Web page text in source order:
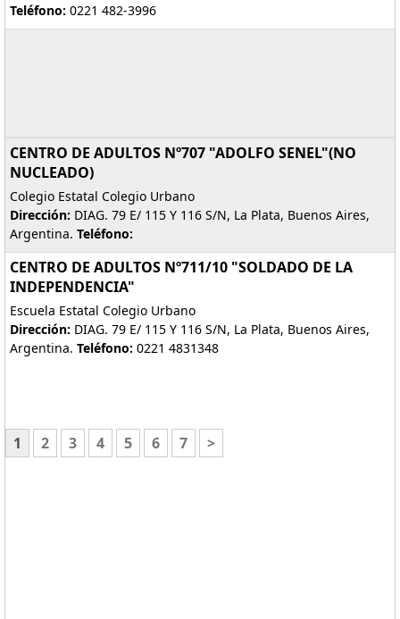
Teléfono: 0221 482-3996
CENTRO DE ADULTOS Nº707 "ADOLFO SENEL"(NO
NUCLEADO)
Colegio Estatal Colegio Urbano
Dirección: DIAG. 79 E/ 115 Y 116 S/N, La Plata, Buenos Aires,
Argentina. Teléfono:
CENTRO DE ADULTOS Nº711/10 "SOLDADO DE LA
INDEPENDENCIA"
Escuela Estatal Colegio Urbano
Dirección: DIAG. 79 E/ 115 Y 116 S/N, La Plata, Buenos Aires,
Argentina. Teléfono: 0221 4831348
1 2 3 4 5 6 7 >